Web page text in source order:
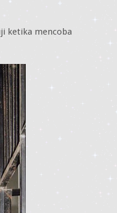
ketika mencoba